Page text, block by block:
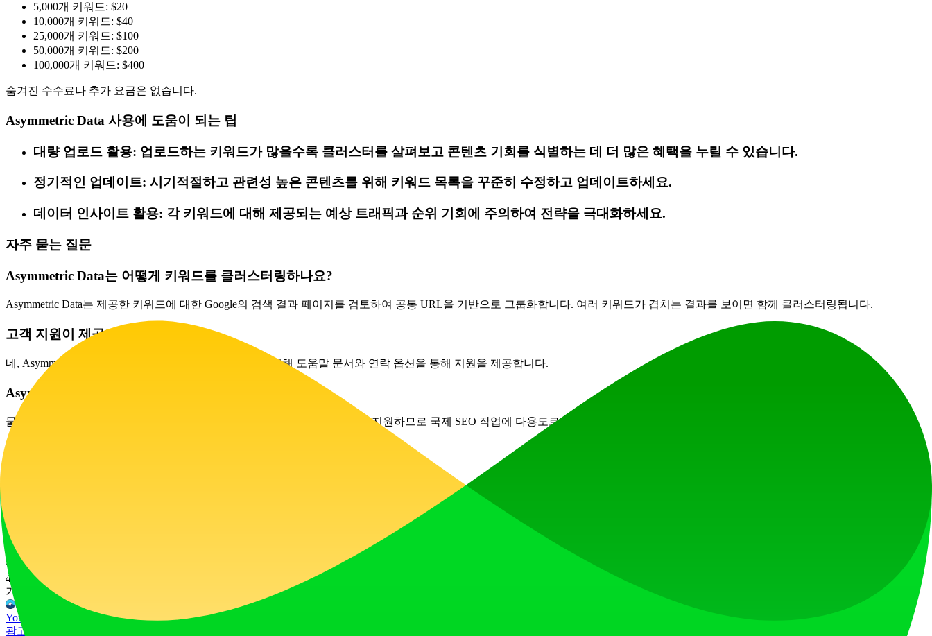
5,000개 키워드: $20
10,000개 키워드: $40
25,000개 키워드: $100
50,000개 키워드: $200
100,000개 키워드: $400
숨겨진 수수료나 추가 요금은 없습니다.
Asymmetric Data 사용에 도움이 되는 팁
대량 업로드 활용: 업로드하는 키워드가 많을수록 클러스터를 살펴보고 콘텐츠 기회를 식별하는 데 더 많은 혜택을 누릴 수 있습니다.
정기적인 업데이트: 시기적절하고 관련성 높은 콘텐츠를 위해 키워드 목록을 꾸준히 수정하고 업데이트하세요.
데이터 인사이트 활용: 각 키워드에 대해 제공되는 예상 트래픽과 순위 기회에 주의하여 전략을 극대화하세요.
자주 묻는 질문
Asymmetric Data는 어떻게 키워드를 클러스터링하나요?
Asymmetric Data는 제공한 키워드에 대한 Google의 검색 결과 페이지를 검토하여 공통 URL을 기반으로 그룹화합니다. 여러 키워드가 겹치는 결과를 보이면 함께 클러스터링됩니다.
고객 지원이 제공되나요?
네, Asymmetric Data는 도구 사용과 관련된 모든 문의에 대해 도움말 문서와 연락 옵션을 통해 지원을 제공합니다.
Asymmetric Data를 다른 언어로 사용할 수 있나요?
물론입니다! Asymmetric Data는 여러 언어와 지역에서 키워드 클러스터링을 지원하므로 국제 SEO 작업에 다용도로 사용할 수 있는 도구입니다.
Asymmetric Data는 전통적인 무료 체험을 제공하지는 않지만, 무료로 가입하여 클러스터링 서비스를 사용할 때만 비용을 지불할 수 있습니다.
웹사이트 트래픽
472
/mo
기술 스택
Contact Form 7:5.9.3
Flywheel Google Tag Manager Spectra:2.19.20
WordPress:6.9.1
YouTube
jQuery Migrate:3.4.1
광고